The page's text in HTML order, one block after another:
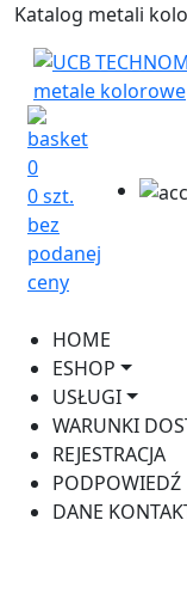
Katalog metali
0
0 szt.
bez
podanej
ceny
HOME
ESHOP
USŁUGI
WARUNKI
REJESTRACJA
PODPOWIEDŹ
DANE